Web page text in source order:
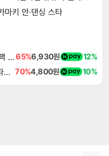
키 안·댄싱 스타
디제이맥스 리스펙트 V 블루아카이브 팩 DJMAX RESPECT V Blue Archive Pack DLC65%6,930원 12%
더 킹 오브 파이터즈 98 얼티밋 매치 파이널 에디션 THE KING OF FIGHTERS 98 ULTIMATE MATCH FINAL EDITION 70%4,800원 10%